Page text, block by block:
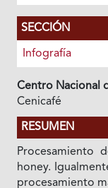
SECCIÓN
Infografía
Centro Nacional
Cenicafé
RESUMEN
Procesamiento
honey.
procesamiento